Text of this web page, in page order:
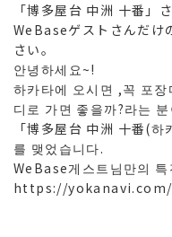
「博多屋台 中洲 十番」
WeBaseゲストさんだけ
さい。
안녕하세요~!
하카타에 오시면 ,꼭 포
디로 가면 좋을까?라는
「博多屋台 中洲 十番(
를 맺었습니다.
WeBase게스트님만의
https://